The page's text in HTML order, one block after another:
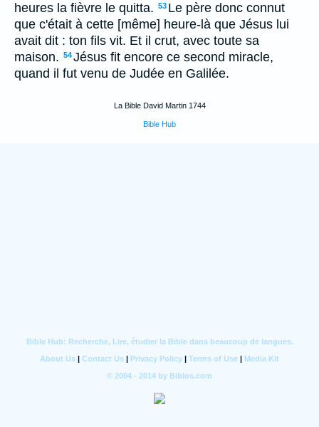
heures la fièvre le quitta. 53 Le père donc connut
que c'était à cette [même] heure-là que Jésus lui
avait dit : ton fils vit. Et il crut, avec toute sa
maison. 54Jésus fit encore ce second miracle,
quand il fut venu de Judée en Galilée.
La Bible David Martin 1744
Bible Hub